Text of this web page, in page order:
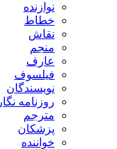
نوازنده
خطاط
نقاش
منجم
عارف
فیلسوف
نویسندگان
روزنامه نگار
مترجم
پزشکان
خواننده